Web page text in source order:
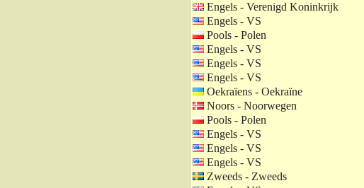
Engels - Verenigd Koninkrijk
Engels - VS
Pools - Polen
Engels - VS
Engels - VS
Engels - VS
Oekraïens - Oekraïne
Noors - Noorwegen
Pools - Polen
Engels - VS
Engels - VS
Engels - VS
Zweeds - Zweeds